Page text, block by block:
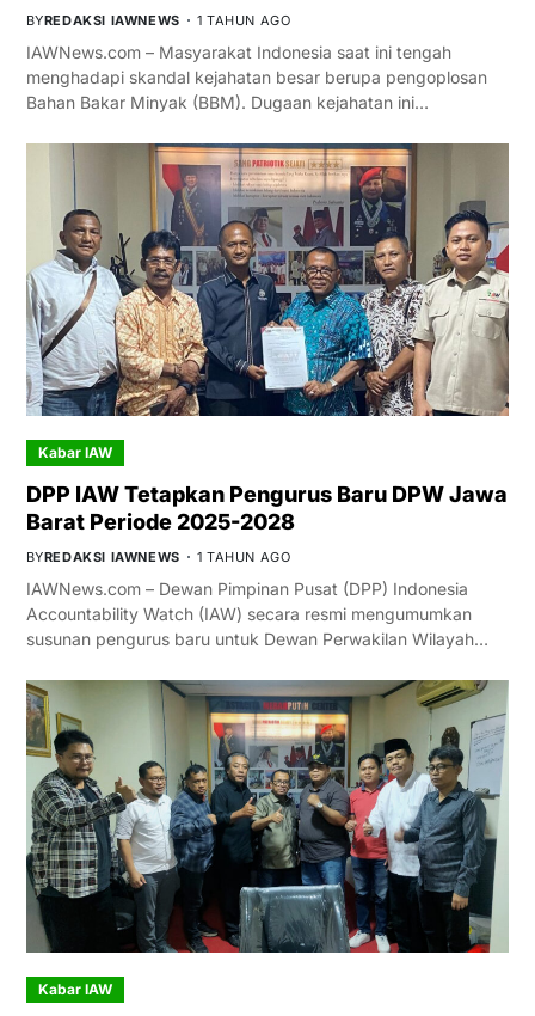
BYREDAKSI IAWNEWS 1 TAHUN AGO
IAWNews.com – Masyarakat Indonesia saat ini tengah
menghadapi skandal kejahatan besar berupa pengoplosan
Bahan Bakar Minyak (BBM). Dugaan kejahatan ini…
Kabar IAW
DPP IAW Tetapkan Pengurus Baru DPW Jawa
Barat Periode 2025-2028
BYREDAKSI IAWNEWS 1 TAHUN AGO
IAWNews.com – Dewan Pimpinan Pusat (DPP) Indonesia
Accountability Watch (IAW) secara resmi mengumumkan
susunan pengurus baru untuk Dewan Perwakilan Wilayah…
Kabar IAW